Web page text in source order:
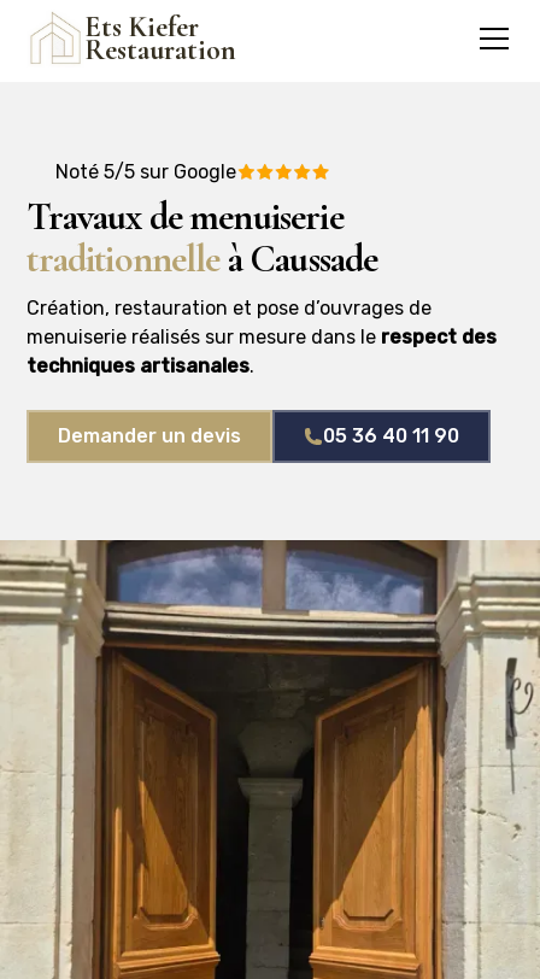
Ets Kiefer
Restauration
Noté 5/5 sur Google
Travaux de menuiserie
traditionnelleà Caussade
Création, restauration et pose d’ouvrages de
menuiserie réalisés sur mesure dans le respect des
techniques artisanales.
Demander un devis 05 36 40 11 90